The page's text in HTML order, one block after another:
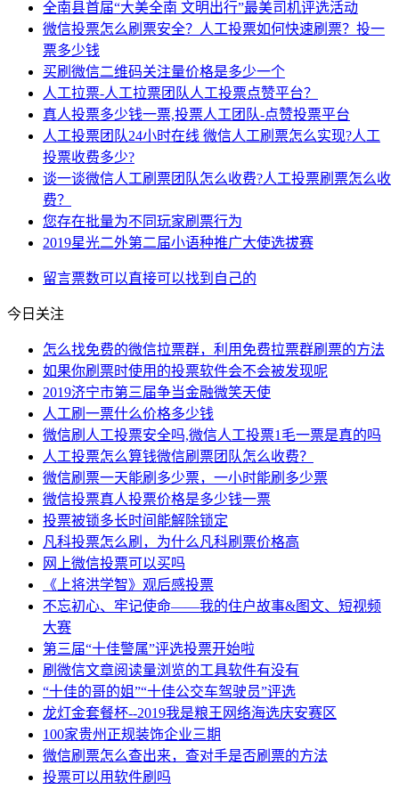
全南县首届“大美全南 文明出行”最美司机评选活动
微信投票怎么刷票安全？人工投票如何快速刷票？投一
票多少钱
买刷微信二维码关注量价格是多少一个
人工拉票-人工拉票团队人工投票点赞平台？
真人投票多少钱一票,投票人工团队-点赞投票平台
人工投票团队24小时在线 微信人工刷票怎么实现?人工
投票收费多少?
谈一谈微信人工刷票团队怎么收费?人工投票刷票怎么收
费？
您存在批量为不同玩家刷票行为
2019星光二外第二届小语种推广大使选拔赛
留言票数可以直接可以找到 自己的
今日关注
怎么找免费的微信拉票群，利用免费拉票群刷票的方法
如果你刷票时使用的投票软件会不会被发现呢
2019济宁市第三届争当金融微笑天使
人工刷一票什么价格多少钱
微信刷人工投票安全吗,微信人工投票1毛一票是真的吗
人工投票怎么算钱微信刷票团队怎么收费？
微信刷票一天能刷多少票，一小时能刷多少票
微信投票真人投票价格是多少钱一票
投票被锁多长时间能解除锁定
凡科投票怎么刷，为什么凡科刷票价格高
网上微信投票可以买吗
《上将洪学智》观后感投票
不忘初心、牢记使命——我的住户故事&图文、短视频
大赛
第三届“十佳警属”评选投票开始啦
刷微信文章阅读量浏览的工具软件有没有
“十佳的哥的姐”“十佳公交车驾驶员”评选
龙灯金套餐杯--2019我是粮王网络海选庆安赛区
100家贵州正规装饰企业三期
微信刷票怎么查出来，查对手是否刷票的方法
投票可以用软件刷吗